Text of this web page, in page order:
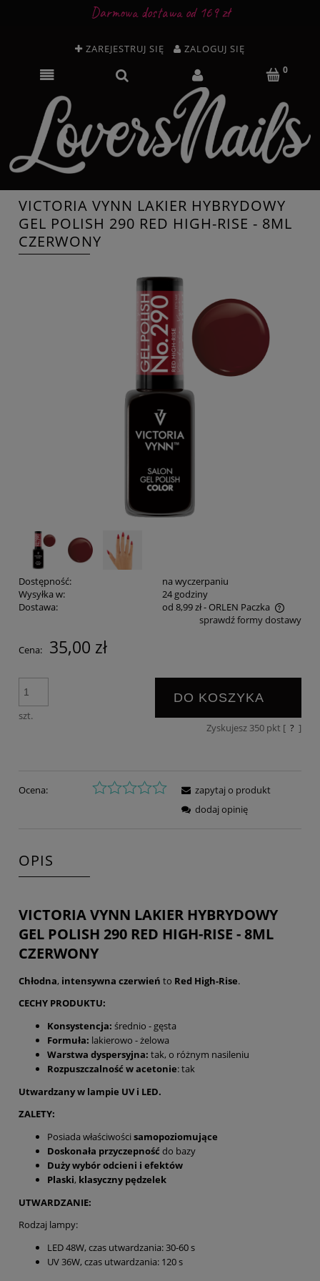
Darmowa dostawa od 169 zł
ZAREJESTRUJ SIĘ ZALOGUJ SIĘ
VICTORIA VYNN LAKIER HYBRYDOWY
GEL POLISH 290 RED HIGH-RISE - 8ML
CZERWONY
Dostępność:
na wyczerpaniu
Wysyłka w:
24 godziny
Dostawa:
od 8,99 zł- ORLEN Paczka
Cena nie zawiera ewentualnych kosztów płatnościsprawdź formy dostawy
Cena: 35,00 zł
szt.
DO KOSZYKA
Zyskujesz 350pkt [ ? ]
Ocena:
zapytaj o produkt
dodaj opinię
OPIS
VICTORIA VYNN LAKIER HYBRYDOWY
GEL POLISH 290 RED HIGH-RISE - 8ML
CZERWONY
Chłodna, intensywna czerwień to Red High-Rise.
CECHY PRODUKTU:
Konsystencja: średnio - gęsta
Formuła: lakierowo - żelowa
Warstwa dyspersyjna: tak, o różnym nasileniu
Rozpuszczalność w acetonie: tak
Utwardzany w lampie UV i LED.
ZALETY:
Posiada właściwości samopoziomujące
Doskonała przyczepność do bazy
Duży wybór odcieni i efektów
Plaski, klasyczny pędzelek
UTWARDZANIE:
Rodzaj lampy:
LED 48W, czas utwardzania: 30-60 s
UV 36W, czas utwardzania: 120 s